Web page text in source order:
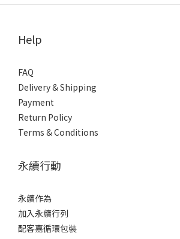
Help
FAQ
Delivery & Shipping
Payment
Return Policy
Terms & Conditions
永續行動
永續作為
加入永續行列
配客嘉循環包裝